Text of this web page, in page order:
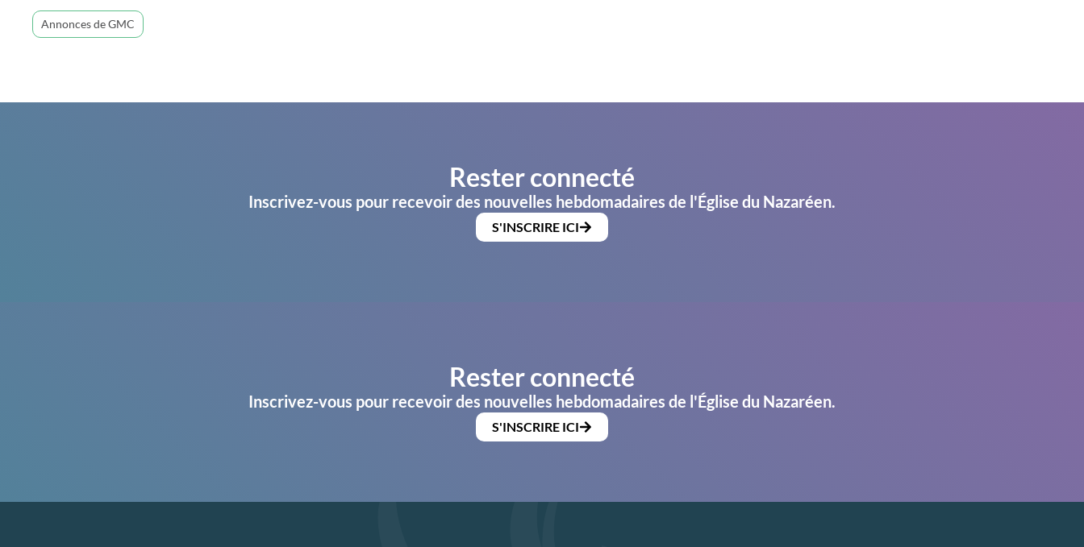
Annonces de GMC
Rester connecté
Inscrivez-vous pour recevoir des nouvelles hebdomadaires de l'Église du Nazaréen.
S'INSCRIRE ICI
Rester connecté
Inscrivez-vous pour recevoir des nouvelles hebdomadaires de l'Église du Nazaréen.
S'INSCRIRE ICI